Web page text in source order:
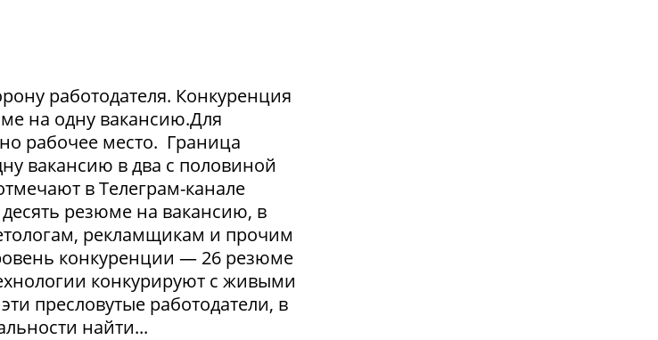
работодателя. Конкуренция
на одну вакансию.Для
рабочее место. Граница
вакансию в два с половиной
в Телеграм-канале
резюме на вакансию, в
рекламщикам и прочим
конкуренции — 26 резюме
конкурируют с живыми
пресловутые работодатели, в
найти...